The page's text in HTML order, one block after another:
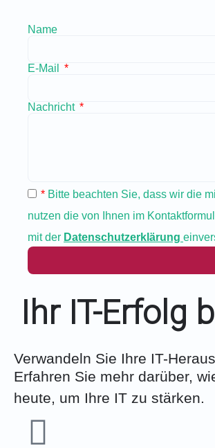
Name
E-Mail
Nachricht
* Bitte beachten Sie, dass wir die
nutzen die von Ihnen im
mit der Datenschutzerklärung
Ihr IT-Erfolg
Verwandeln Sie Ihre IT-
Erfahren Sie mehr darüber,
heute, um Ihre IT zu stärken.